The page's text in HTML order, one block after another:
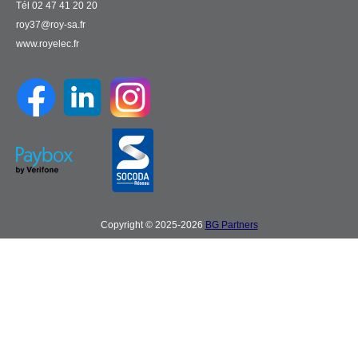
Tél 02 47 41 20 20
roy37@roy-sa.fr
www.royelec.fr
Copyright © 2025-2026 BG Partners